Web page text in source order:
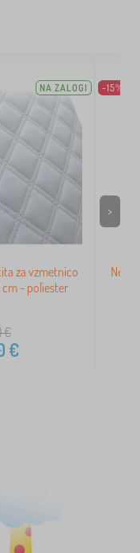
NA ZALOGI
za vzmetnico
- poliester
€
€
-15%
>